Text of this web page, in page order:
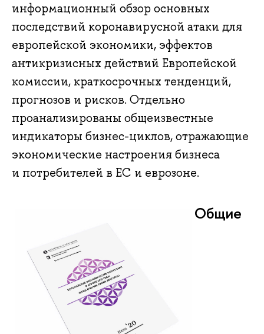
информационный обзор основных
последствий коронавирусной атаки для
европейской экономики, эффектов
антикризисных действий Европейской
комиссии, краткосрочных тенденций,
прогнозов и рисков. Отдельно
проанализированы общеизвестные
индикаторы бизнес-циклов, отражающие
экономические настроения бизнеса
и потребителей в ЕС и еврозоне.
Общие